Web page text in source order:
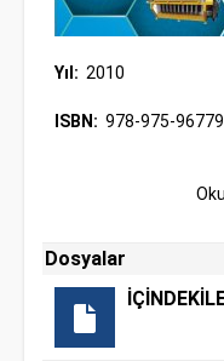
Yıl: 2010
ISBN: 978-975-
Dosyalar